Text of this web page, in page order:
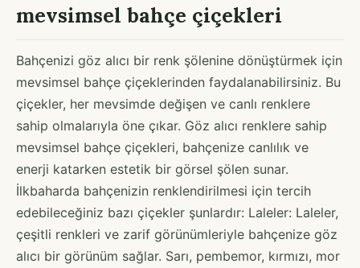
mevsimsel bahçe çiçekleri
Bahçenizi göz alıcı bir renk şölenine dönüştürmek için
mevsimsel bahçe çiçeklerinden faydalanabilirsiniz. Bu
çiçekler, her mevsimde değişen ve canlı renklere
sahip olmalarıyla öne çıkar. Göz alıcı renklere sahip
mevsimsel bahçe çiçekleri, bahçenize canlılık ve
enerji katarken estetik bir görsel şölen sunar.
İlkbaharda bahçenizin renklendirilmesi için tercih
edebileceğiniz bazı çiçekler şunlardır: Laleler: Laleler,
çeşitli renkleri ve zarif görünümleriyle bahçenize göz
alıcı bir görünüm sağlar. Sarı, pembemor, kırmızı, mor